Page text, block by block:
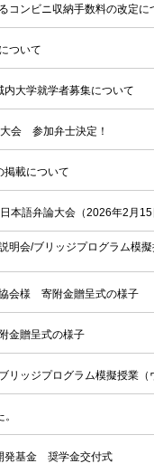
コンビニ収納手数料の改定
ついて
大学就学者募集について
会 参加弁士決定！
掲載について
本語弁論大会（2026年2月
明会/ブリッジプログラム模
会様 寄附金贈呈式の様子
金贈呈式の様子
リッジプログラム模擬授業
発基金 奨学金交付式